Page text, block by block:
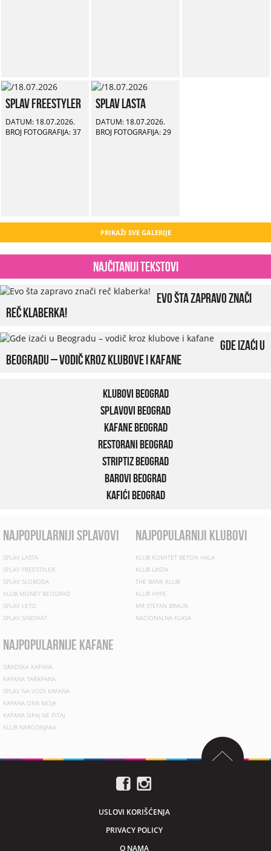
Splav Freestyler
DATUM: 18.07.2026.
BROJ FOTOGRAFIJA: 37
Splav Lasta
DATUM: 18.07.2026.
BROJ FOTOGRAFIJA: 29
PRIKAŽI SVE GALERIJE
Najčitaniji tekstovi
Evo šta zapravo znači
reč klaberka!
Gde izaći u
Beogradu – vodič kroz klubove i kafane
Klubovi Beograd
Splavovi Beograd
Kafane Beograd
Restorani Beograd
Striptiz Beograd
Barovi Beograd
Kafići Beograd
najpopularniji splavovi
SPLAV LASTA
SPLAV FREESTYLER
SPLAV SLOBODA
KLUB MONEY BEOGRAD
SPLAV LETO
SPLAV SINDIKAT
najpopularniji klubovi
KLUB KOMITET BETON HALA
KLUB LASTA
THE BANK KLUB
KLUB HYPE
MR STEFAN BRAUN
NACIONALNA KLASA
najpopularnije kafane
GRADSKA KAFANA
KAFANA TARAPANA
SPLAV NA VODI KAFANA
KAFANA ONA MOJA
KAFANA SIPAJ NE PITAJ
KLUB NARODNJAKA
USLOVI KORIŠĆENJA
PRIVACY POLICY
O NAMA